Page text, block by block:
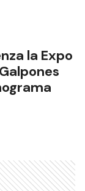
la Expo